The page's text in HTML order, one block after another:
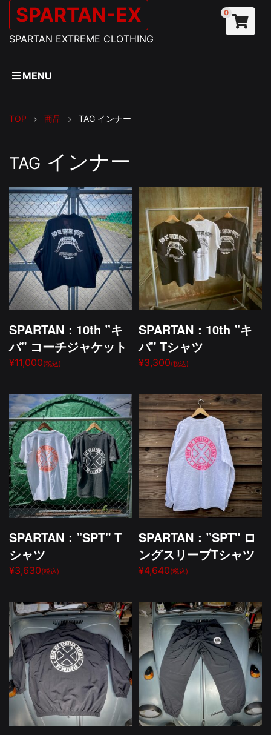
SPARTAN-EX
SPARTAN EXTREME CLOTHING
0
MENU
TOP 商品 TAG インナー
TAG インナー
SPARTAN：10th ”キ
バ" コーチジャケット
¥11,000(税込)
SPARTAN：10th ”キ
バ" Tシャツ
¥3,300(税込)
SPARTAN：”SPT" T
シャツ
¥3,630(税込)
SPARTAN：”SPT" ロ
ングスリーブTシャツ
¥4,640(税込)